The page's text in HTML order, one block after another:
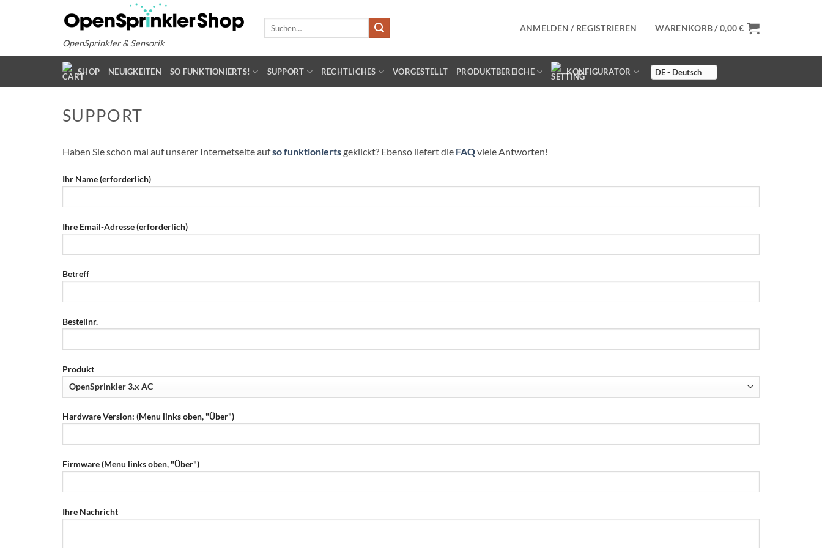
OpenSprinkler & Sensorik
ANMELDEN / REGISTRIEREN WARENKORB /0,00€
SHOP NEUIGKEITEN SO FUNKTIONIERTS! SUPPORT RECHTLICHES VORGESTELLT PRODUKTBEREICHE KONFIGURATOR
SUPPORT
Haben Sie schon mal auf unserer Internetseite aufso funktioniertsgeklickt? Ebenso liefert die FAQviele Antworten!
Ihr Name (erforderlich)
Ihre Email-Adresse (erforderlich)
Betreff
Bestellnr.
Produkt
Hardware Version: (Menu links oben, "Über")
Firmware (Menu links oben, "Über")
Ihre Nachricht